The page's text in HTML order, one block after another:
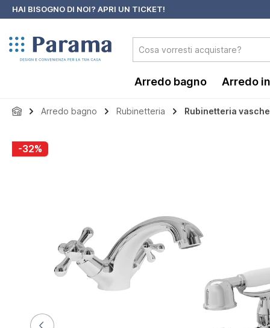
Passa alla navigazione principale
HAI BISOGNO DI NOI? APRI UN TICKET!
Arredo bagno Arredo
Arredo bagno Rubinetteria Rubinetteria vasche
Salta la galleria di immagini
-32%